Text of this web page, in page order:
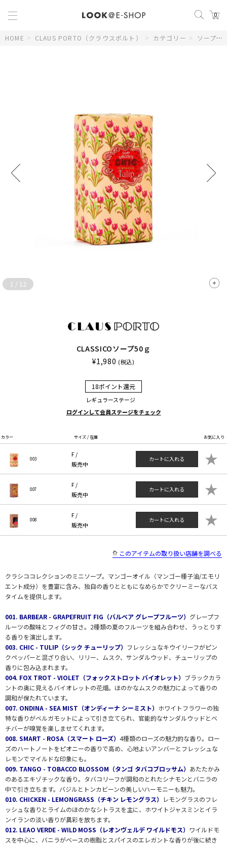
0
HOME > CLAUS PORTO（クラウスポルト） > カテゴリー > ソープ >
1 / 12
CLASSICOソープ50ｇ
¥1,980 (税込)
18ポイント還元
レギュラーステージ
ログインして会員ステージをチェック
カラー サイズ / 在庫 お気に入り
003
F /
販売中
カートに入れる ★
007
F /
販売中
カートに入れる ★
008
F /
販売中
カートに入れる ★
このアイテムの取り扱い店舗を調べる
クラシココレクションのミニソープ。マンゴーオイル（マンゴー種子油/エモリ
エント成分）を豊富に含み、独自の香りとともになめらかでクリーミーなバス
タイムを提供します。
001. BARBEAR - GRAPEFRUIT FIG（バルベア グレープフルーツ） グレープフ
ルーツの酸味とフィグの甘さ。2種類の夏のフルーツを組み合わせ、うっとりす
る香りを演出します。
003. CHIC - TULIP（シック チューリップ） フレッシュなキウイリーフがピン
クペッパーと混ざり合い、リリー、ムスク、サンダルウッド、チューリップの
香りに包み込まれます。
004. FOX TROT - VIOLET（フォックストロット バイオレット） ブラックカラ
ントの奥に見えるバイオレットの花畑。ほのかなムスクの魅力によって香りの
調和が保たれています。
007. ONDINA - SEA MIST（オンディーナ シーミスト） ホワイトフラワーの独
特な香りがベルガモットによって引き立てられ、官能的なサンダルウッドとベ
チバーが嗅覚を楽しませてくれます。
008. SMART - ROSA（スマート ローズ） 4種類のローズの魅力的な香り。ロー
ズのハートノートをピオニーの香りで高め、心地よいアンバーとフレッシュな
レモンでマイルドな印象にも。
009. TANGO - TOBACCO BLOSSOM（タンゴ タバコブロッサム） あたたかみ
のあるエキゾチックな香り。タバコリーフが調和のとれたシナモンとバニラの
中で引き立ちます。バジルとトンカビーンの美しいハーモニーも魅力。
010. CHICKEN - LEMONGRASS（チキン レモングラス）
レモングラスのフレ
ッシュな香りとライムのほのかなシトラスを主に、ホワイトジャスミンとイラ
ンイランの淡い香りが異彩を放ちます。
012. LEAO VERDE - WILD MOSS（レオンヴェルデ ワイルドモス） ワイルドモ
スを中心に、バニラがベースの樹脂とスパイスのエレガントな香りが後に続き